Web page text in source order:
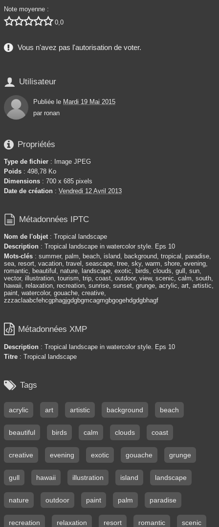
Note moyenne :
 0,0
Vous n'avez pas l'autorisation de voter.
 Utilisateur
Publiée le Mardi 19 Mai 2015
par ronan
 Propriétés
Type de fichier : Image JPEG
Poids : 498,78 Ko
Dimensions : 700 x 685 pixels
Date de création : Vendredi 12 Avril 2013
 Métadonnées IPTC
Nom de l'objet : Tropical landscape
Description : Tropical landscape in watercolor style. Eps 10
Mots-clés : summer, palm, beach, island, background, tropical, paradise,
sea, resort, vacation, travel, seascape, tree, sky, warm, shore, evening,
romantic, beautiful, nature, landscape, exotic, birds, clouds, gull, sun,
vector, illustration, tourism, trip, coast, outdoor, view, scenic, calm, south,
hawaii, relaxation, recreation, sunrise, sunset, grunge, acrylic, art, artistic,
paint, watercolor, gouache, creative,
zzzaclaabcfehcgphagjgdgbgmcagmgbgogehdgdgbhagf
 Métadonnées XMP
Description : Tropical landscape in watercolor style. Eps 10
Titre : Tropical landscape
 Tags
acrylic art artistic background beach
beautiful birds calm clouds coast
creative evening exotic gouache grunge
gull hawaii illustration island landscape
nature outdoor paint palm paradise
recreation relaxation resort romantic scenic